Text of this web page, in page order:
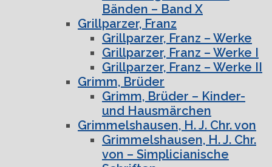
Bänden – Band X
Grillparzer, Franz
Grillparzer, Franz – Werke
Grillparzer, Franz – Werke I
Grillparzer, Franz – Werke II
Grimm, Brüder
Grimm, Brüder – Kinder-
und Hausmärchen
Grimmelshausen, H. J. Chr. von
Grimmelshausen, H. J. Chr.
von – Simplicianische